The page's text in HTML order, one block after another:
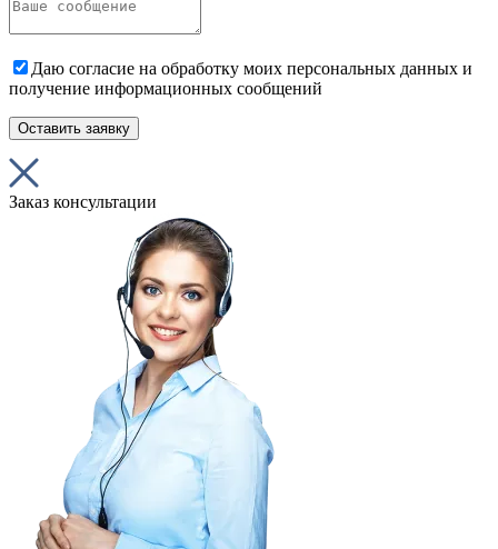
Даю согласие на обработку моих персональных данных и
получение информационных сообщений
Заказ консультации